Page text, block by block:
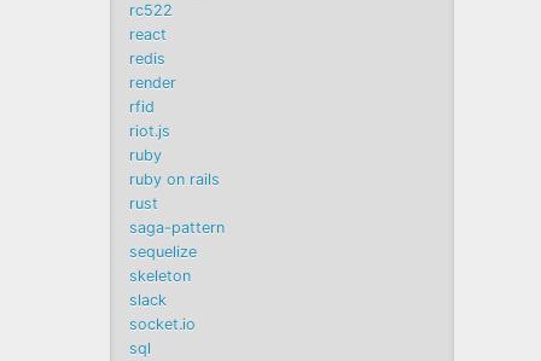
rc522
react
redis
render
rfid
riot.js
ruby
ruby on rails
rust
saga-pattern
sequelize
skeleton
slack
socket.io
sql